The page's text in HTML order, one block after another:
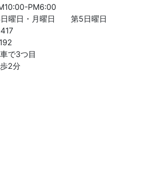
PM6:00
曜日・月曜日 第5日曜日
で3つ目
2分